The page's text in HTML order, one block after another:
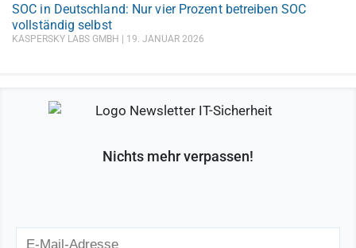
SOC in Deutschland: Nur vier Prozent betreiben SOC
vollständig selbst
KASPERSKY LABS GMBH 19. JANUAR 2026
Nichts mehr verpassen!